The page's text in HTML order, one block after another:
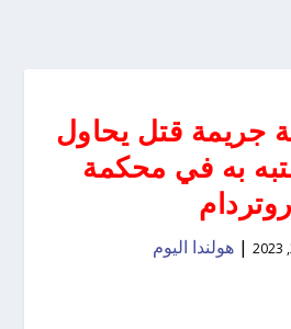
جريمة قتل يحاول
به في محكمة
روتردام
|هولندا اليوم